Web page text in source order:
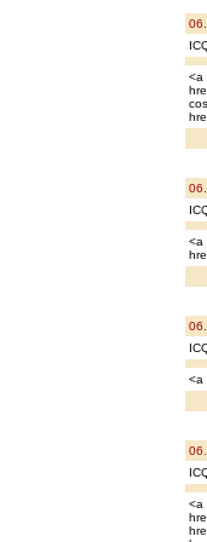
<a
<a
<a
<a